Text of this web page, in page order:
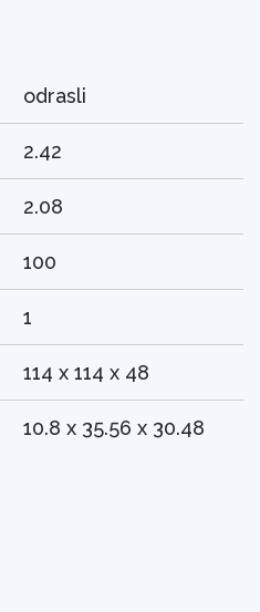
odrasli
2.42
2.08
100
1
114 x 114 x 48
10.8 x 35.56 x 30.48